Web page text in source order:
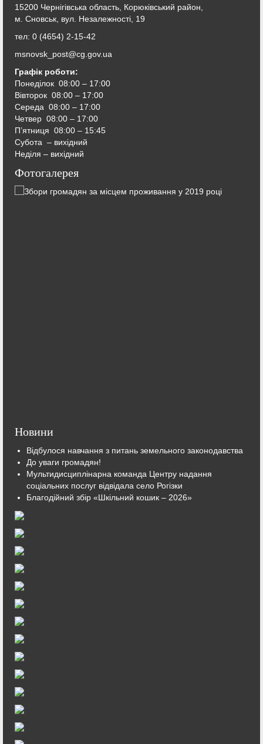
15200 Чернігівська область, Корюківський район,
м. Сновськ, вул. Незалежності, 19
тел: 0 (4654) 2-15-42
msnovsk_post@cg.gov.ua
Графік роботи:
Понеділок 08:00 – 17:00
Вівторок 08:00 – 17:00
Середа 08:00 – 17:00
Четвер 08:00 – 17:00
П’ятниця 08:00 – 15:45
Субота – вихідний
Неділя – вихідний
Фотогалерея
Новини
Відбулося навчання з питань земельного законодавства
До уваги громадян!
Мультидисциплінарна команда Центру надання
соціальних послуг відвідала село Рогізки
Благодійний збір «Шкільний кошик – 2026»